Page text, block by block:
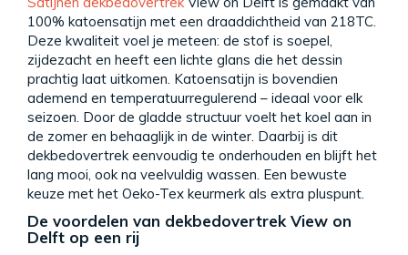
100% katoensatijn met een draaddichtheid van 218TC.
Deze kwaliteit voel je meteen: de stof is soepel,
zijdezacht en heeft een lichte glans die het dessin
prachtig laat uitkomen. Katoensatijn is bovendien
ademend en temperatuurregulerend – ideaal voor elk
seizoen. Door de gladde structuur voelt het koel aan in
de zomer en behaaglijk in de winter. Daarbij is dit
dekbedovertrek eenvoudig te onderhouden en blijft het
lang mooi, ook na veelvuldig wassen. Een bewuste
keuze met het Oeko-Tex keurmerk als extra pluspunt.
De voordelen van dekbedovertrek View on
Delft op een rij